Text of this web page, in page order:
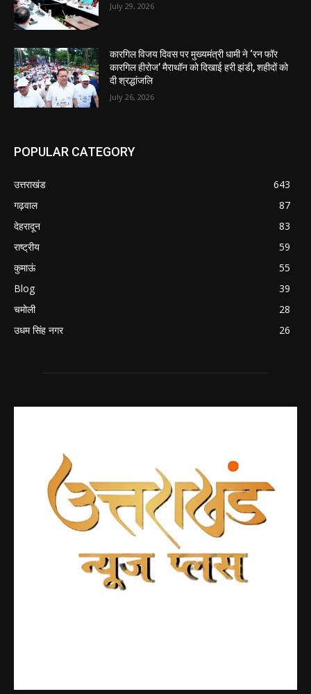
July 29, 2026
कारगिल विजय दिवस पर मुख्यमंत्री धामी ने ‘रन फॉर
कारगिल हीरोज’ मैराथॉन को दिखाई हरी झंडी, शहीदों को
दी श्रद्धांजलि
July 26, 2026
POPULAR CATEGORY
उत्तराखंड
643
गढ़वाल
87
देहरादून
83
राष्ट्रीय
59
कुमाऊं
55
Blog
39
चमोली
28
उधम सिंह नगर
26